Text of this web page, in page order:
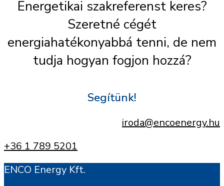
Energetikai szakreferenst keres?
Szeretné cégét
energiahatékonyabbá tenni, de nem
tudja hogyan fogjon hozzá?
Segítünk!
iroda@encoenergy.hu
+36 1 789 5201
ENCO Energy Kft.